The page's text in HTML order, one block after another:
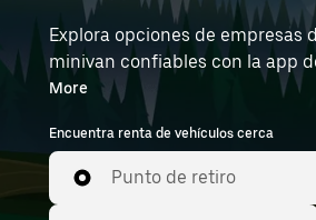
Explora opciones de empresas
minivan confiables con la app
¿Necesitas espacio para todos?
son ideales para salidas
mudanza o capacidad de carga
cuando más lo necesitas. Ingresa la hora y la
ubicación (por ejemplo, Miguel
More
Encuentra renta de vehículos cerca
Punto de retiro